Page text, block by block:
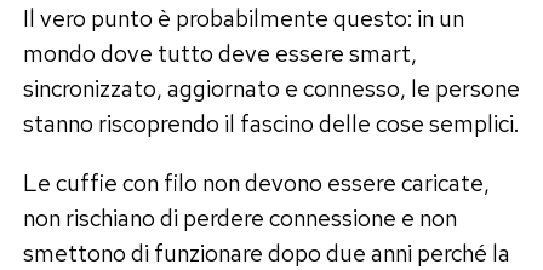
Il vero punto è probabilmente questo: in un
mondo dove tutto deve essere smart,
sincronizzato, aggiornato e connesso, le persone
stanno riscoprendo il fascino delle cose semplici.
Le cuffie con filo non devono essere caricate,
non rischiano di perdere connessione e non
smettono di funzionare dopo due anni perché la